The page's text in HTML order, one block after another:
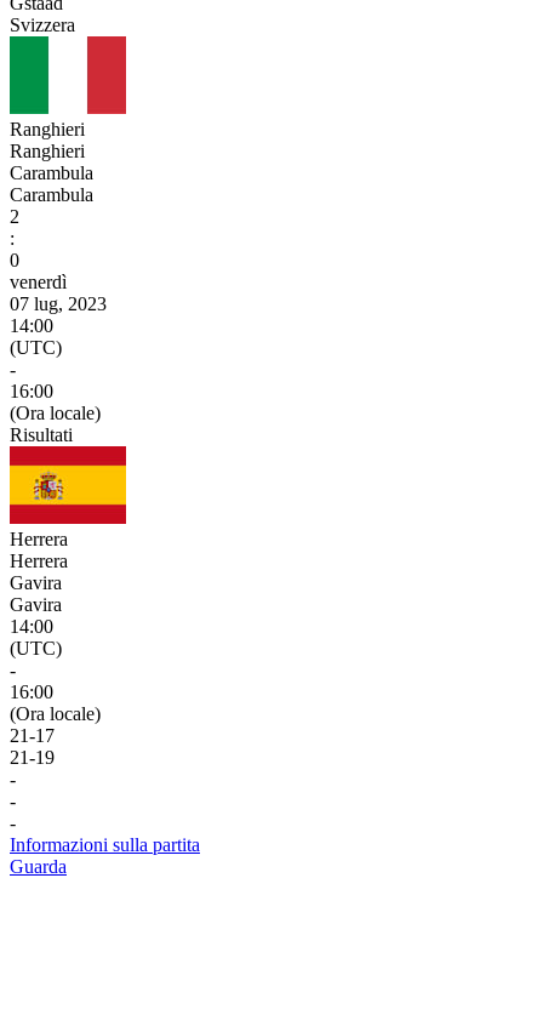
Svizzera
Ranghieri
Ranghieri
Carambula
Carambula
2
:
0
venerdì
07 lug, 2023
14:00
(UTC)
-
16:00
(Ora locale)
Risultati
Herrera
Herrera
Gavira
Gavira
14:00
(UTC)
-
16:00
(Ora locale)
21-17
21-19
-
-
-
Informazioni sulla partita
Guarda